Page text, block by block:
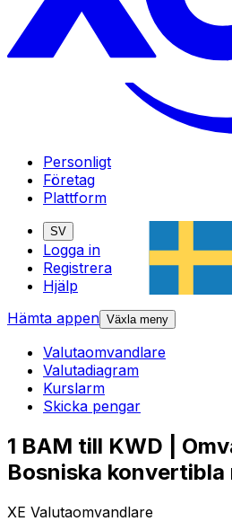
Personligt
Företag
Plattform
SV
Logga in
Registrera
Hjälp
Hämta appen Växla meny
Valutaomvandlare
Valutadiagram
Kurslarm
Skicka pengar
1 BAM till KWD |
Bosniska konvertibla
XE Valutaomvandlare